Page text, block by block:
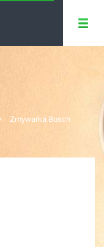
Zmywarka Bosch